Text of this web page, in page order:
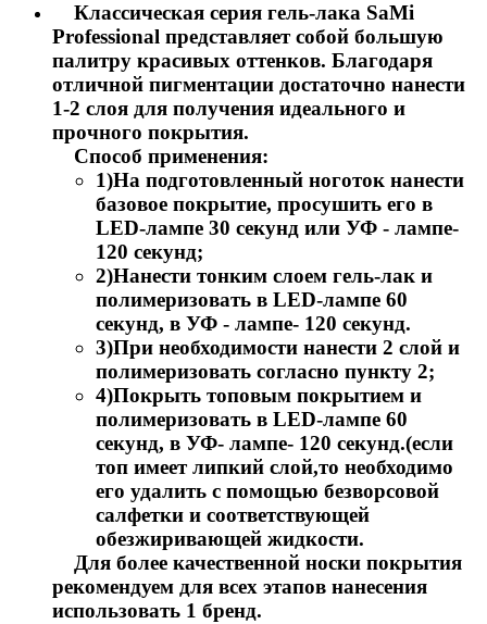
Классическая серия гель-лака SaMi
Professional представляет собой большую
палитру красивых оттенков. Благодаря
отличной пигментации достаточно нанести
1-2 слоя для получения идеального и
прочного покрытия.
Способ применения:
1)На подготовленный ноготок нанести
базовое покрытие, просушить его в
LED-лампе 30 секунд или УФ - лампе-
120 секунд;
2)Нанести тонким слоем гель-лак и
полимеризовать в LED-лампе 60
секунд, в УФ - лампе- 120 секунд.
3)При необходимости нанести 2 слой и
полимеризовать согласно пункту 2;
4)Покрыть топовым покрытием и
полимеризовать в LED-лампе 60
секунд, в УФ- лампе- 120 секунд.(если
топ имеет липкий слой,то необходимо
его удалить с помощью безворсовой
салфетки и соответствующей
обезжиривающей жидкости.
Для более качественной носки покрытия
рекомендуем для всех этапов нанесения
использовать 1 бренд.